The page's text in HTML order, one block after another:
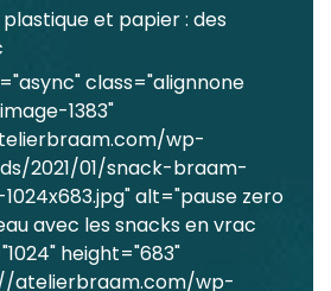
et papier : des
class="alignnone
1383"
wp-
2021/01/snack-braam-
alt="pause zero
avec les snacks en vrac
height="683"
atelierbraam.com/wp-